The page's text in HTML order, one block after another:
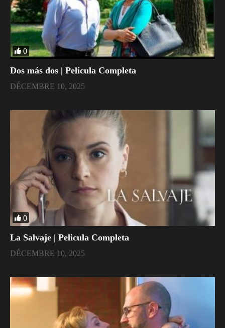
0
Dos más dos | Pelicula Completa
DÉCEMBRE 10, 2025
0
La Salvaje | Pelicula Completa
DÉCEMBRE 10, 2025